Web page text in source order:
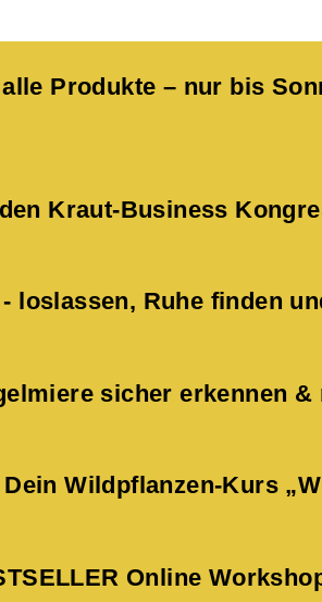
Produkte – nur bis
Kraut-Business
- loslassen, Ruhe finden
sicher erkennen &
Wildpflanzen-Kurs
Online